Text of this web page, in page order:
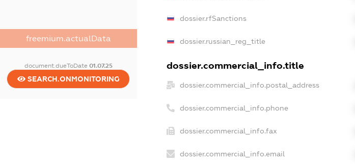
freemium.actualData
document.dueToDate 01.07.25
SEARCH.ONMONITORING
dossier.rfSanctions
dossier.russian_reg_title
dossier.commercial_info.title
dossier.commercial_info.postal_address
dossier.commercial_info.phone
dossier.commercial_info.fax
dossier.commercial_info.email